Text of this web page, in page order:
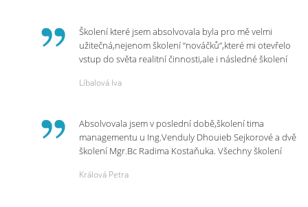
Školení které jsem absolvovala byla pro mě velmi
užitečná,nejenom školení “nováčků“,které mi otevřelo
vstup do světa realitní činnosti,ale i následné školení
p.Vendulce která s nesmírnou lidskostí,přesto
potřebná školení,která Realitní Akademie umožňuje.
Líbalová Iva
Absolvovala jsem v poslední době,školení tima
managementu u Ing.Venduly Dhouieb Sejkorové a dvě
školení Mgr.Bc Radima Kostaňuka. Všechny školení
práci a na život.
Králová Petra